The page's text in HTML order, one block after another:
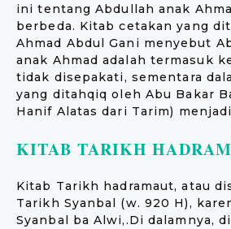
ini tentang Abdullah anak
berbeda. Kitab cetakan yang
Ahmad Abdul Gani menyebut
anak Ahmad adalah termasuk
tidak disepakati, sementara
yang ditahqiq oleh Abu Bakar
Hanif Alatas dari Tarim)
KITAB TARIKH
Kitab Tarikh hadramaut, atau
Tarikh Syanbal (w. 920 H),
Syanbal ba Alwi,.Di dalamnya,